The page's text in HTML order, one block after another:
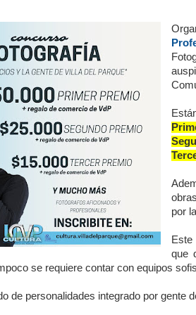
por
que
se requiere contar con equipos
de personalidades integrado por gente